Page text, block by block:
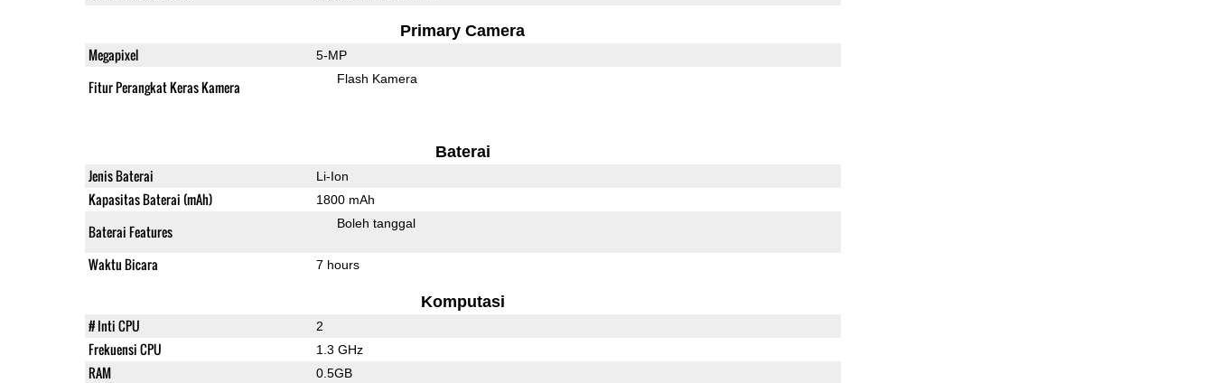
Primary Camera
Megapixel 5-MP
Fitur Perangkat Keras Kamera Flash Kamera
Baterai
Jenis Baterai Li-Ion
Kapasitas Baterai (mAh) 1800 mAh
Baterai Features Boleh tanggal
Waktu Bicara 7 hours
Komputasi
# Inti CPU 2
Frekuensi CPU 1.3 GHz
RAM 0.5GB